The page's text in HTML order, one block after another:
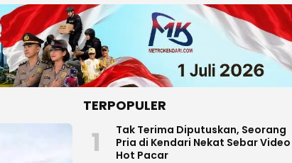
TERPOPULER
1
Tak Terima Diputuskan, Seorang
Pria di Kendari Nekat Sebar Video
Hot Pacar